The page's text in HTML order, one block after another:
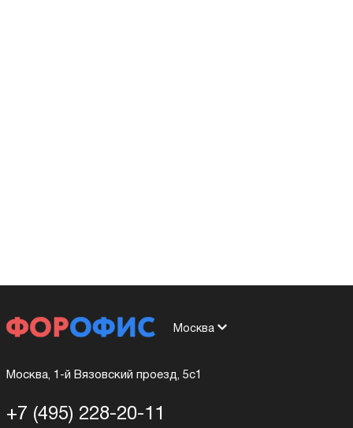
Москва
Москва, 1-й Вязовский проезд, 5с1
+7 (495) 228-20-11